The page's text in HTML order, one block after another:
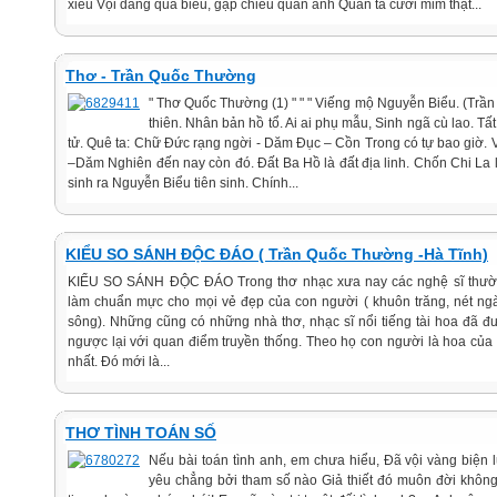
xiêu Vội dâng quà biếu, gập chiều quan anh Quan ta cười mỉm thật...
Thơ - Trần Quốc Thường
" Thơ Quốc Thường (1) " " " Viếng mộ Nguyễn Biểu.
thiên. Nhân bản hồ tổ. Ai ai phụ mẫu, Sinh ngã cù lao.
tử. Quê ta: Chữ Đức rạng ngời - Dăm Đục – Cồn Trong có tự bao giờ.
–Dăm Nghiên đến nay còn đó. Đất Ba Hồ là đất địa linh. Chốn Chi
sinh ra Nguyễn Biểu tiên sinh. Chính...
KIỂU SO SÁNH ĐỘC ĐÁO ( Trần Quốc Thường -Hà Tĩnh)
KIỂU SO SÁNH ĐỘC ĐÁO Trong thơ nhạc xưa nay các nghệ sĩ
làm chuẩn mực cho mọi vẻ đẹp của con người ( khuôn trăng, nét
sông). Những cũng có những nhà thơ, nhạc sĩ nổi tiếng tài hoa đã
ngược lại với quan điểm truyền thống. Theo họ con người là hoa
nhất. Đó mới là...
THƠ TÌNH TOÁN SỐ
Nếu bài toán tình anh, em chưa hiểu, Đã vội vàng biện
yêu chẳng bởi tham số nào Giả thiết đó muôn đời